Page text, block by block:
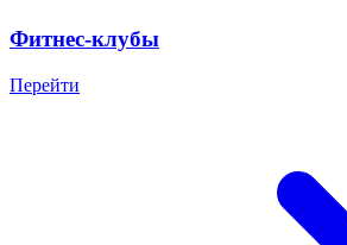
Фитнес-клубы
Перейти